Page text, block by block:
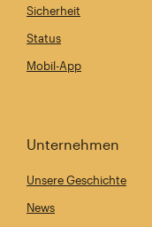
Sicherheit
Status
Mobil-App
Unternehmen
Unsere Geschichte
News